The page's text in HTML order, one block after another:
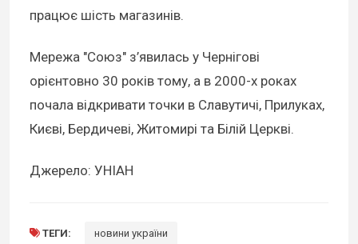
працює шість магазинів.
Мережа "Союз" з’явилась у Чернігові
орієнтовно 30 років тому, а в 2000-х роках
почала відкривати точки в Славутичі, Прилуках,
Києві, Бердичеві, Житомирі та Білій Церкві.
Джерело: УНІАН
ТЕГИ: новини україни